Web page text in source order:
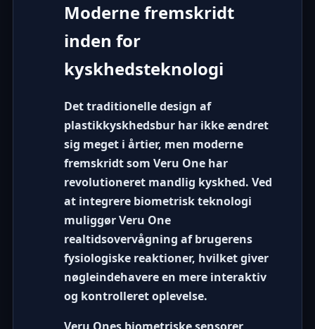
Moderne fremskridt
inden for
kyskhedsteknologi
Det traditionelle design af
plastikkyskhedsbur har ikke ændret
sig meget i årtier, men moderne
fremskridt som Veru Onehar
revolutioneret mandlig kyskhed. Ved
at integrere biometrisk teknologi
muliggør Veru One
realtidsovervågning af brugerens
fysiologiske reaktioner, hvilket giver
nøgleindehavere en mere interaktiv
og kontrolleret oplevelse.